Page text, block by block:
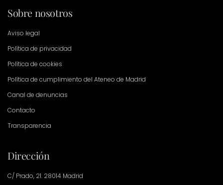
Sobre nosotros
Aviso legal
Política de privacidad
Política de cookies
Política de cumplimiento del Ateneo de Madrid
Canal de denuncias
Contacto
Transparencia
Dirección
C/ Prado, 21. 28014 Madrid